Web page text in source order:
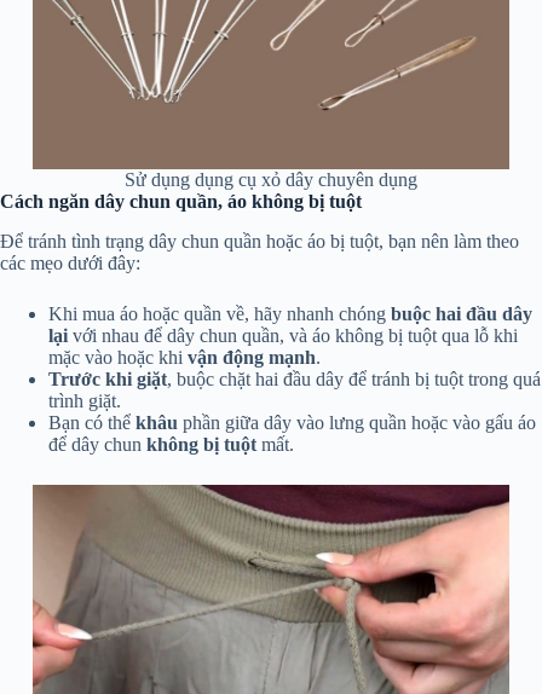
Sử dụng dụng cụ xỏ dây chuyên dụng
Cách ngăn dây chun quần, áo không bị tuột
Để tránh tình trạng dây chun quần hoặc áo bị tuột, bạn nên làm theo
các mẹo dưới đây:
Khi mua áo hoặc quần về, hãy nhanh chóng buộc hai đầu dây
lại với nhau để dây chun quần, và áo không bị tuột qua lỗ khi
mặc vào hoặc khi vận động mạnh.
Trước khi giặt, buộc chặt hai đầu dây để tránh bị tuột trong quá
trình giặt.
Bạn có thể khâu phần giữa dây vào lưng quần hoặc vào gấu áo
để dây chun không bị tuột mất.